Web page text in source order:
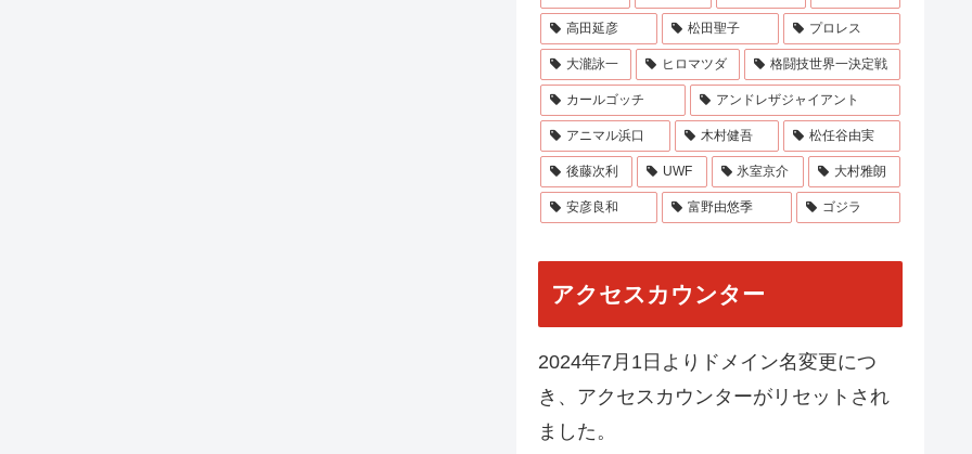
高田延彦 松田聖子 プロレス
大瀧詠一 ヒロマツダ 格闘技世界一決定戦
カールゴッチ アンドレザジャイアント
アニマル浜口 木村健吾 松任谷由実
後藤次利 UWF 氷室京介 大村雅朗
安彦良和 富野由悠季 ゴジラ
アクセスカウンター
2024年7月1日よりドメイン名変更につ
き、アクセスカウンターがリセットされ
ました。